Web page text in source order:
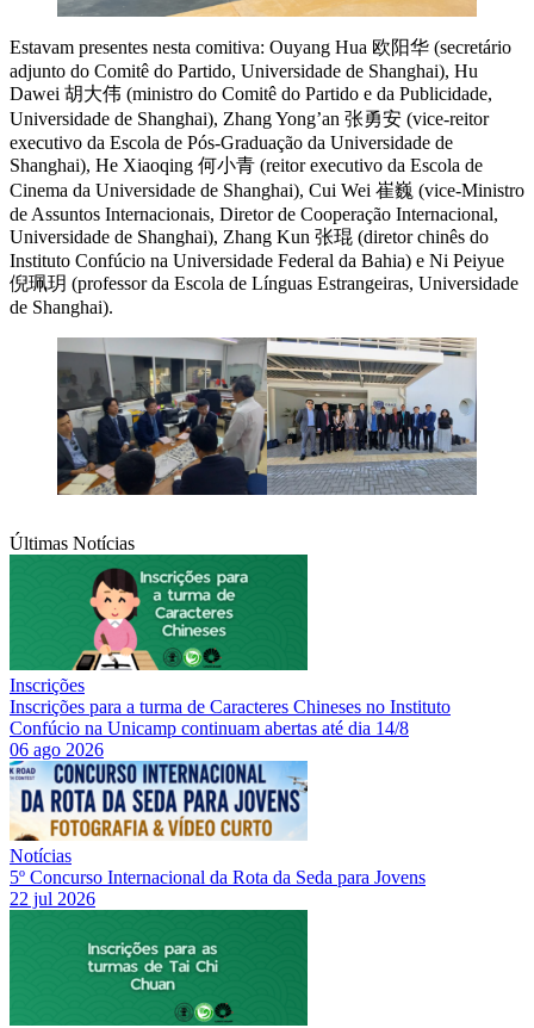
Estavam presentes nesta comitiva: Ouyang Hua 欧阳华 (secretário
adjunto do Comitê do Partido, Universidade de Shanghai), Hu
Dawei 胡大伟 (ministro do Comitê do Partido e da Publicidade,
Universidade de Shanghai), Zhang Yong’an 张勇安 (vice-reitor
executivo da Escola de Pós-Graduação da Universidade de
Shanghai), He Xiaoqing 何小青 (reitor executivo da Escola de
Cinema da Universidade de Shanghai), Cui Wei 崔巍 (vice-Ministro
de Assuntos Internacionais, Diretor de Cooperação Internacional,
Universidade de Shanghai), Zhang Kun 张琨 (diretor chinês do
Instituto Confúcio na Universidade Federal da Bahia) e Ni Peiyue
倪珮玥 (professor da Escola de Línguas Estrangeiras, Universidade
de Shanghai).
Últimas Notícias
Inscrições
Inscrições para a turma de Caracteres Chineses no Instituto
Confúcio na Unicamp continuam abertas até dia 14/8
06 ago 2026
Notícias
5º Concurso Internacional da Rota da Seda para Jovens
22 jul 2026